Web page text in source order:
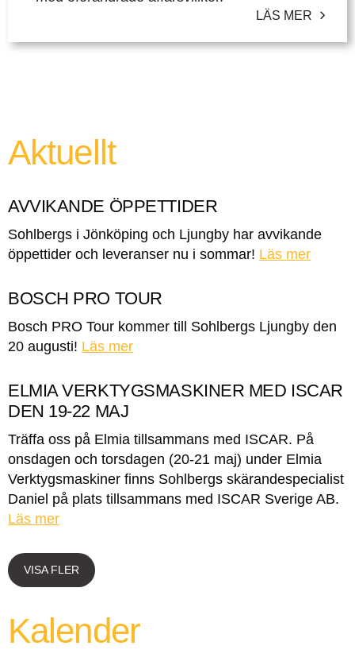
LÄS MER
Aktuellt
AVVIKANDE ÖPPETTIDER
Sohlbergs i Jönköping och Ljungby har avvikande
öppettider och leveranser nu i sommar! Läs mer
BOSCH PRO TOUR
Bosch PRO Tour kommer till Sohlbergs Ljungby den
20 augusti! Läs mer
ELMIA VERKTYGSMASKINER MED ISCAR
DEN 19-22 MAJ
Träffa oss på Elmia tillsammans med ISCAR. På
onsdagen och torsdagen (20-21 maj) under Elmia
Verktygsmaskiner finns Sohlbergs skärandespecialist
Daniel på plats tillsammans med ISCAR Sverige AB.
Läs mer
VISA FLER
Kalender